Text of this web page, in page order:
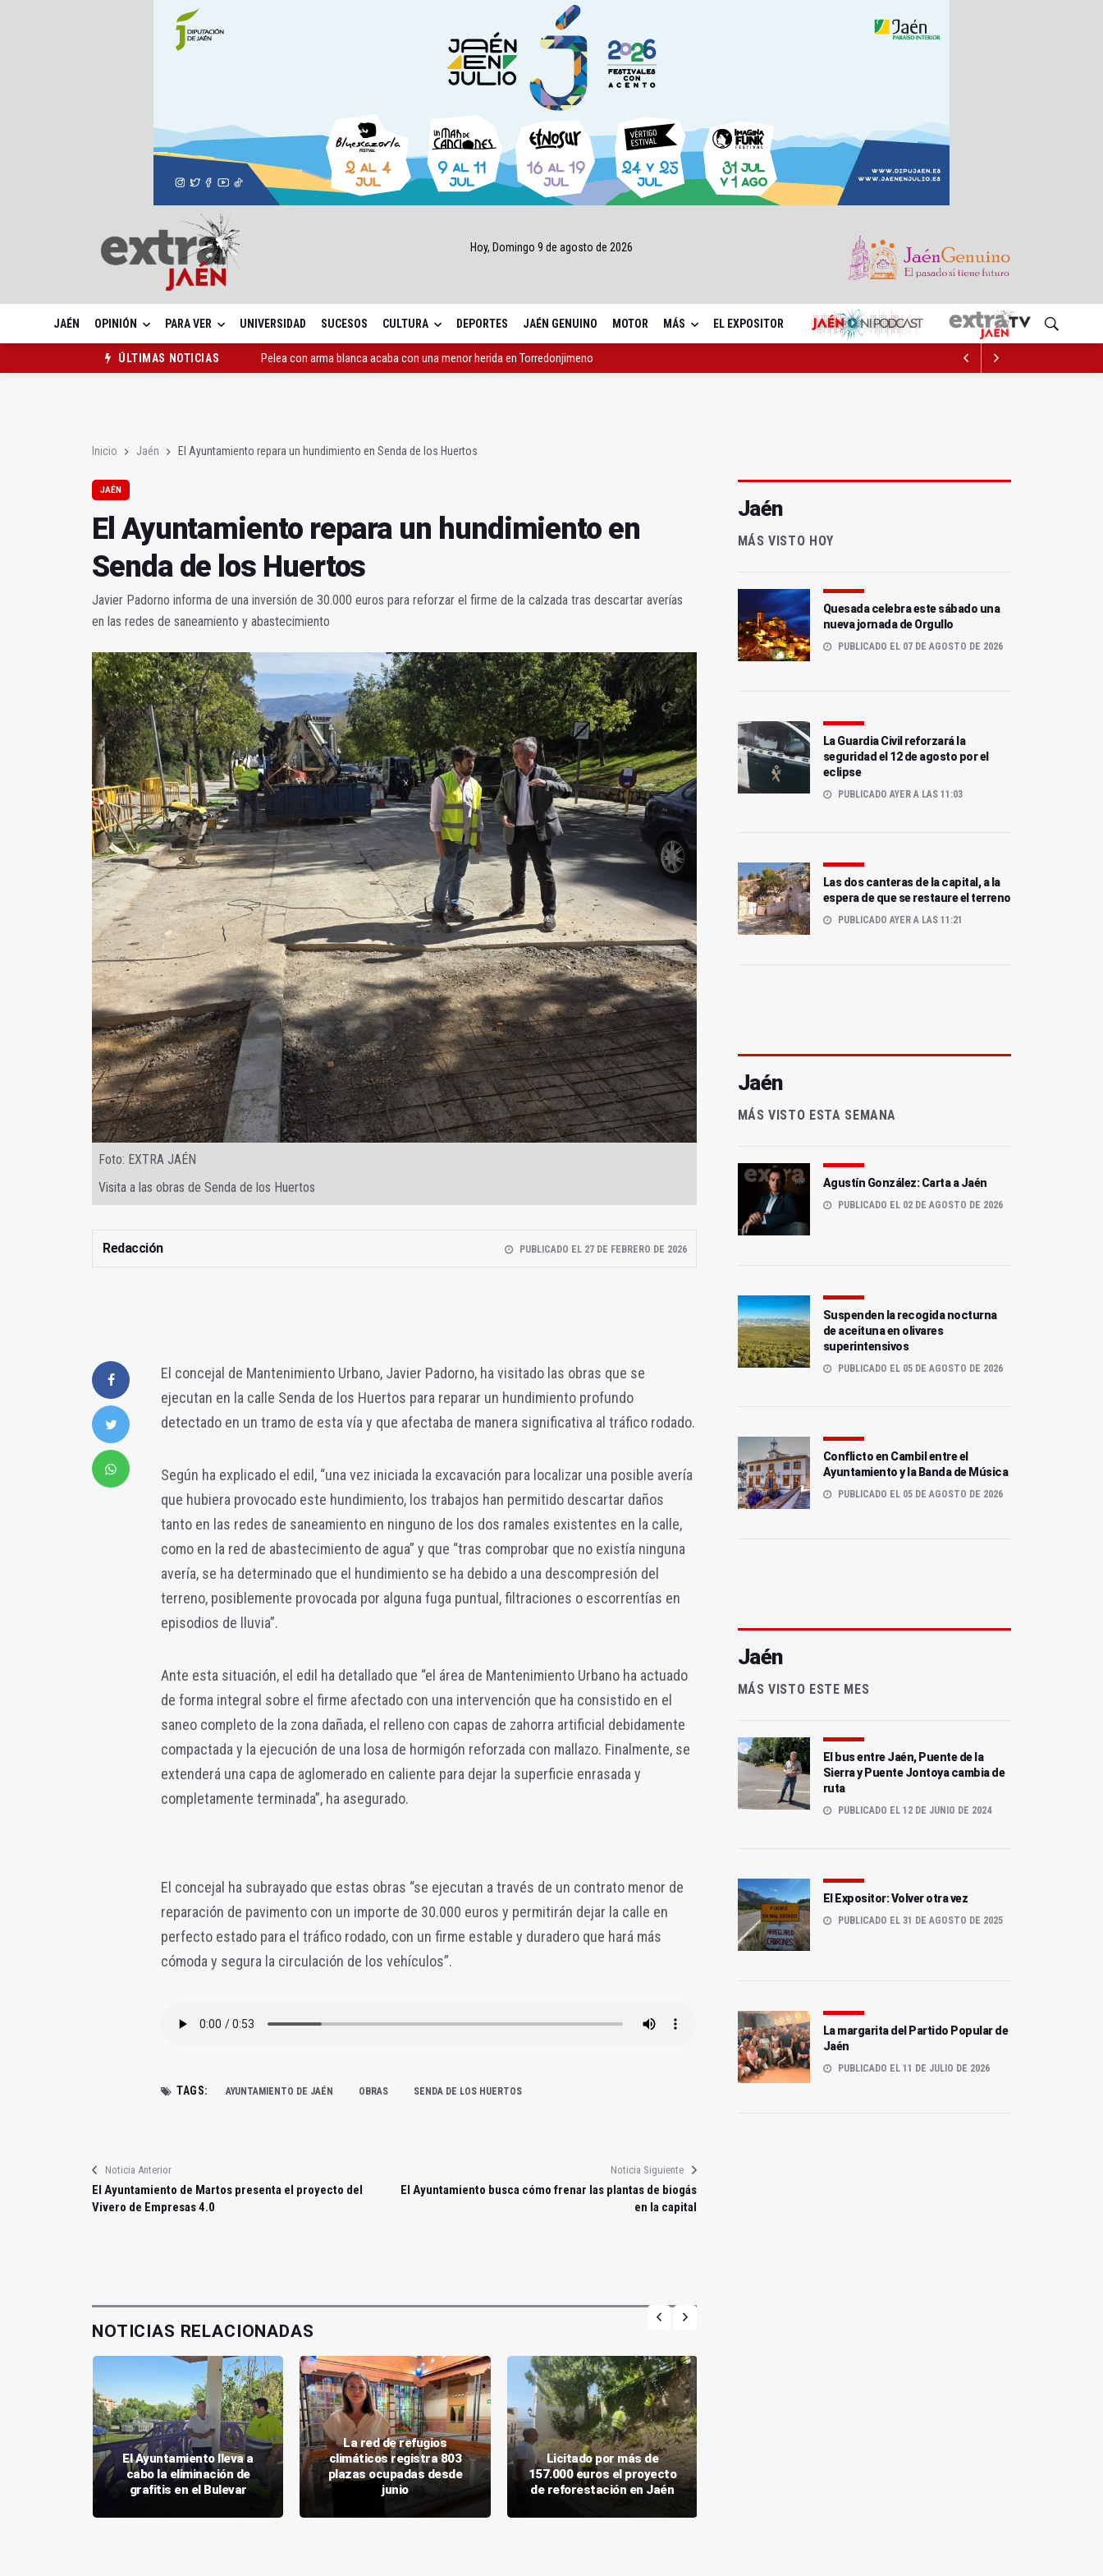
Hoy, Domingo 9 de agosto de 2026
JAÉN OPINIÓN PARA VER UNIVERSIDAD SUCESOS CULTURA DEPORTES JAÉN GENUINO MOTOR MÁS EL EXPOSITOR
ÚLTIMAS NOTICIAS
Orcera estrena mirador y sendero en pleno paisaje del olivar
Inicio Jaén El Ayuntamiento repara un hundimiento en Senda de los Huertos
JAÉN
El Ayuntamiento repara un hundimiento en
Senda de los Huertos
Javier Padorno informa de una inversión de 30.000 euros para reforzar el firme de la calzada tras descartar averías
en las redes de saneamiento y abastecimiento
Foto: EXTRA JAÉN
Visita a las obras de Senda de los Huertos
Redacción PUBLICADO EL 27 DE FEBRERO DE 2026
El concejal de Mantenimiento Urbano, Javier Padorno, ha visitado las obras que se
ejecutan en la calle Senda de los Huertos para reparar un hundimiento profundo
detectado en un tramo de esta vía y que afectaba de manera significativa al tráfico rodado.
Según ha explicado el edil, “una vez iniciada la excavación para localizar una posible avería
que hubiera provocado este hundimiento, los trabajos han permitido descartar daños
tanto en las redes de saneamiento en ninguno de los dos ramales existentes en la calle,
como en la red de abastecimiento de agua” y que “tras comprobar que no existía ninguna
avería, se ha determinado que el hundimiento se ha debido a una descompresión del
terreno, posiblemente provocada por alguna fuga puntual, filtraciones o escorrentías en
episodios de lluvia”.
Ante esta situación, el edil ha detallado que “el área de Mantenimiento Urbano ha actuado
de forma integral sobre el firme afectado con una intervención que ha consistido en el
saneo completo de la zona dañada, el relleno con capas de zahorra artificial debidamente
compactada y la ejecución de una losa de hormigón reforzada con mallazo. Finalmente, se
extenderá una capa de aglomerado en caliente para dejar la superficie enrasada y
completamente terminada”, ha asegurado.
El concejal ha subrayado que estas obras “se ejecutan a través de un contrato menor de
reparación de pavimento con un importe de 30.000 euros y permitirán dejar la calle en
perfecto estado para el tráfico rodado, con un firme estable y duradero que hará más
cómoda y segura la circulación de los vehículos”.
TAGS: AYUNTAMIENTO DE JAÉN OBRAS SENDA DE LOS HUERTOS
Noticia Anterior
El Ayuntamiento de Martos presenta el proyecto del
Vivero de Empresas 4.0
Noticia Siguiente
El Ayuntamiento busca cómo frenar las plantas de biogás
en la capital
NOTICIAS RELACIONADAS
El Ayuntamiento lleva a
cabo la eliminación de
grafitis en el Bulevar
La red de refugios
climáticos registra 803
plazas ocupadas desde
junio
Licitado por más de
157.000 euros el proyecto
de reforestación en Jaén
Jaén
MÁS VISTO HOY
Quesada celebra este sábado una
nueva jornada de Orgullo
PUBLICADO EL 07 DE AGOSTO DE 2026
La Guardia Civil reforzará la
seguridad el 12 de agosto por el
eclipse
PUBLICADO AYER A LAS 11:03
Las dos canteras de la capital, a la
espera de que se restaure el terreno
PUBLICADO AYER A LAS 11:21
Jaén
MÁS VISTO ESTA SEMANA
Agustín González: Carta a Jaén
PUBLICADO EL 02 DE AGOSTO DE 2026
Suspenden la recogida nocturna
de aceituna en olivares
superintensivos
PUBLICADO EL 05 DE AGOSTO DE 2026
Conflicto en Cambil entre el
Ayuntamiento y la Banda de Música
PUBLICADO EL 05 DE AGOSTO DE 2026
Jaén
MÁS VISTO ESTE MES
El bus entre Jaén, Puente de la
Sierra y Puente Jontoya cambia de
ruta
PUBLICADO EL 12 DE JUNIO DE 2024
El Expositor: Volver otra vez
PUBLICADO EL 31 DE AGOSTO DE 2025
La margarita del Partido Popular de
Jaén
PUBLICADO EL 11 DE JULIO DE 2026